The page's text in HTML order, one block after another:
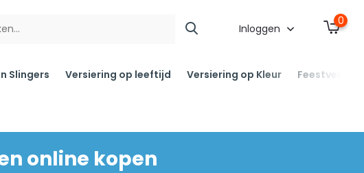
Inloggen
0
Slingers Versiering op leeftijd Versiering op Kleur
online kopen